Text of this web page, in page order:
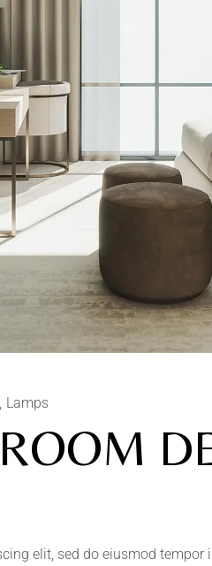
Lamps
elit, sed do eiusmod